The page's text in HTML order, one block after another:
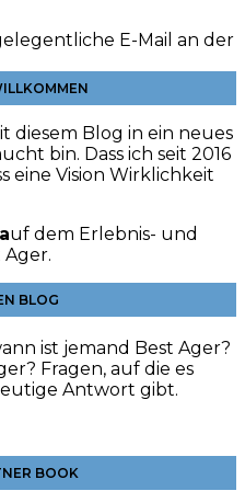
E-Mail an der
diesem Blog in ein neues
bin. Dass ich seit 2016
eine Vision Wirklichkeit
uf dem Erlebnis- und
BLOG
ist jemand Best Ager?
Fragen, auf die es
Antwort gibt.
BOOK